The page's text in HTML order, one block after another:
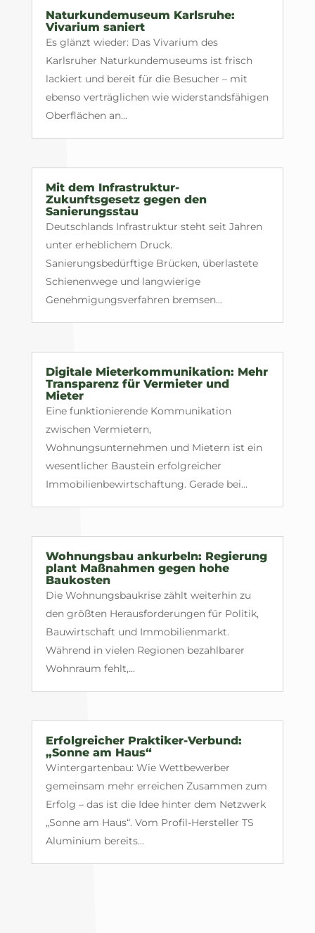
Naturkundemuseum Karlsruhe:
Vivarium saniert
Es glänzt wieder: Das Vivarium des
Karlsruher Naturkundemuseums ist frisch
lackiert und bereit für die Besucher – mit
ebenso verträglichen wie widerstandsfähigen
Oberflächen an...
Mit dem Infrastruktur-
Zukunftsgesetz gegen den
Sanierungsstau
Deutschlands Infrastruktur steht seit Jahren
unter erheblichem Druck.
Sanierungsbedürftige Brücken, überlastete
Schienenwege und langwierige
Genehmigungsverfahren bremsen...
Digitale Mieterkommunikation: Mehr
Transparenz für Vermieter und
Mieter
Eine funktionierende Kommunikation
zwischen Vermietern,
Wohnungsunternehmen und Mietern ist ein
wesentlicher Baustein erfolgreicher
Immobilienbewirtschaftung. Gerade bei...
Wohnungsbau ankurbeln: Regierung
plant Maßnahmen gegen hohe
Baukosten
Die Wohnungsbaukrise zählt weiterhin zu
den größten Herausforderungen für Politik,
Bauwirtschaft und Immobilienmarkt.
Während in vielen Regionen bezahlbarer
Wohnraum fehlt,...
Erfolgreicher Praktiker-Verbund:
„Sonne am Haus“
Wintergartenbau: Wie Wettbewerber
gemeinsam mehr erreichen Zusammen zum
Erfolg – das ist die Idee hinter dem Netzwerk
„Sonne am Haus“. Vom Profil-Hersteller TS
Aluminium bereits...